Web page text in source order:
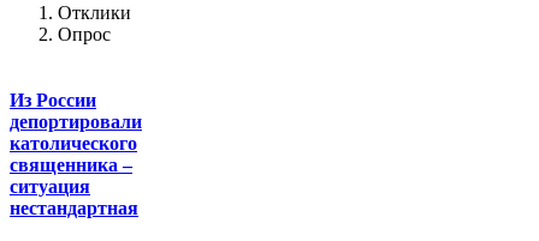
Отклики
Опрос
Из России
депортировали
католического
священника –
ситуация
нестандартная